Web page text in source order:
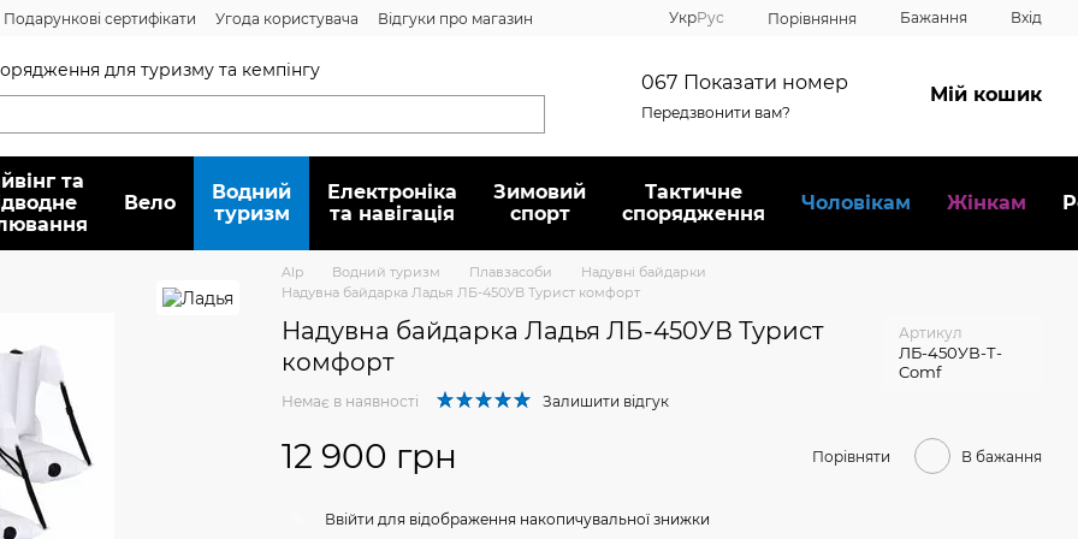
Подарункові сертифікати Угода користувача
Відгуки про магазин
УкрРус Порівняння Бажання Вхід
для туризму та кемпінгу
067 Показати номер
Передзвонити вам?
Мій кошик
та
Вело
Водний
туризм
Електроніка
та навігація
Зимовий
спорт
Тактичне
спорядження
Чоловікам Жінкам
Alp Водний туризм Плавзасоби
Надувні байдарки
Надувна байдарка Ладья ЛБ-450УВ Турист комфорт
Надувна байдарка Ладья ЛБ-450УВ Турист
комфорт
Артикул
ЛБ-450УВ-Т-
Comf
Немає в наявності Залишити відгук
12 900 грн Порівняти В бажання
Ввійти для відображення накопичувальної знижки